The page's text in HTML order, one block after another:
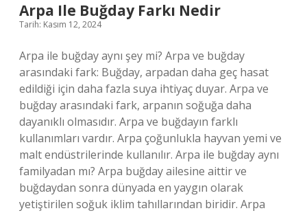
Arpa Ile Buğday Farkı Nedir
Tarih: Kasım 12, 2024
Arpa ile buğday aynı şey mi? Arpa ve buğday
arasındaki fark: Buğday, arpadan daha geç hasat
edildiği için daha fazla suya ihtiyaç duyar. Arpa ve
buğday arasındaki fark, arpanın soğuğa daha
dayanıklı olmasıdır. Arpa ve buğdayın farklı
kullanımları vardır. Arpa çoğunlukla hayvan yemi ve
malt endüstrilerinde kullanılır. Arpa ile buğday aynı
familyadan mı? Arpa buğday ailesine aittir ve
buğdaydan sonra dünyada en yaygın olarak
yetiştirilen soğuk iklim tahıllarından biridir. Arpa